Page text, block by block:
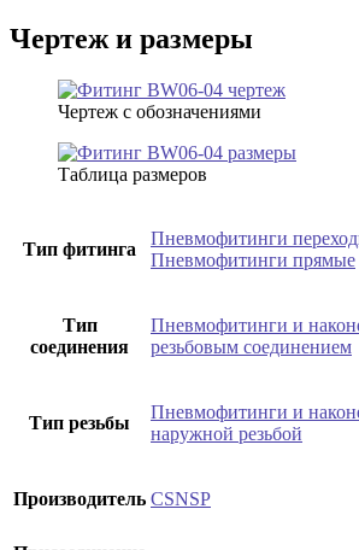
Чертеж и размеры
Чертеж с обозначениями
Таблица размеров
Тип фитинга
Пневмофитинги
Пневмофитинги прямые
Тип
соединения
Пневмофитинги и
резьбовым соединением
Тип резьбы
Пневмофитинги и
наружной резьбой
Производитель CSNSP